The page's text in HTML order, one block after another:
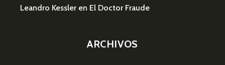
Leandro Kessler en El Doctor Fraude
ARCHIVOS